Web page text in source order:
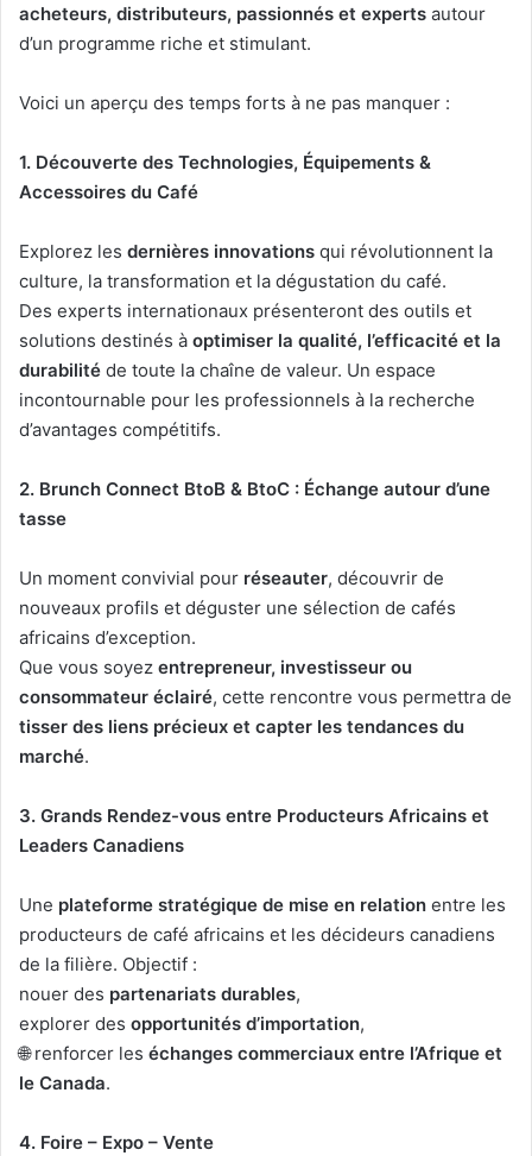
acheteurs, distributeurs, passionnés et experts autour
d’un programme riche et stimulant.
Voici un aperçu des temps forts à ne pas manquer :
1. Découverte des Technologies, Équipements &
Accessoires du Café
Explorez les dernières innovations qui révolutionnent la
culture, la transformation et la dégustation du café.
Des experts internationaux présenteront des outils et
solutions destinés à optimiser la qualité, l’efficacité et la
durabilité de toute la chaîne de valeur. Un espace
incontournable pour les professionnels à la recherche
d’avantages compétitifs.
2. Brunch Connect BtoB & BtoC : Échange autour d’une
tasse
Un moment convivial pour réseauter, découvrir de
nouveaux profils et déguster une sélection de cafés
africains d’exception.
Que vous soyez entrepreneur, investisseur ou
consommateur éclairé, cette rencontre vous permettra de
tisser des liens précieux et capter les tendances du
marché.
3. Grands Rendez-vous entre Producteurs Africains et
Leaders Canadiens
Une plateforme stratégique de mise en relation entre les
producteurs de café africains et les décideurs canadiens
de la filière. Objectif :
nouer des partenariats durables,
explorer des opportunités d’importation,
🌐 renforcer les échanges commerciaux entre l’Afrique et
le Canada.
4. Foire – Expo – Vente